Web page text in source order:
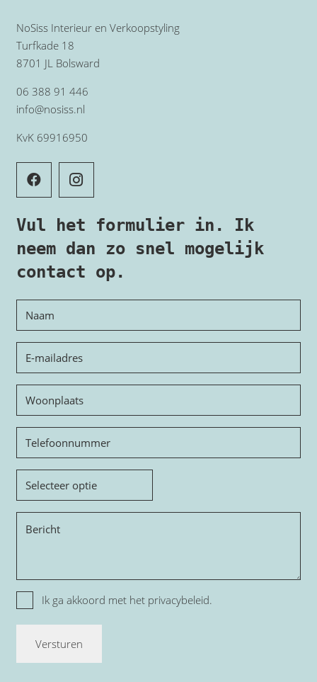
NoSiss Interieur en Verkoopstyling
Turfkade 18
8701 JL Bolsward
06 388 91 446
info@nosiss.nl
KvK 69916950
Vul het formulier in. Ik
neem dan zo snel mogelijk
contact op.
Woonplaats
Telefoon
Onderwerp
PrivacyIk ga akkoord met het privacybeleid.